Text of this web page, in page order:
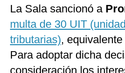
La Sala sancionó a
multa de 30 UIT
tributarias),
Para adoptar dicha
consideración los